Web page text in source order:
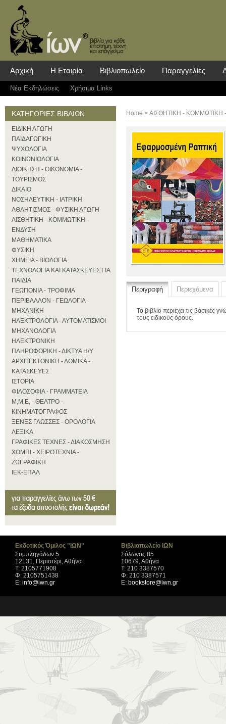
Αρχική Η Εταιρία Βιβλιοπωλείο Παραγγελίες
Νέα Eκδηλώσεις Χρήσιμα Links
ΚΑΤΗΓΟΡΙΕΣ ΒΙΒΛΙΩΝ
ΕΙΔΙΚΗ ΑΓΩΓΗ
ΠΑΙΔΑΓΩΓΙΚΗ
ΨΥΧΟΛΟΓΙΑ
ΚΟΙΝΩΝΙΟΛΟΓΙΑ
ΔΙΟΙΚΗΣΗ - ΟΙΚΟΝΟΜΙΑ -
ΤΟΥΡΙΣΜΟΣ
ΔΙΚΑΙΟ
ΝΟΣΗΛΕΥΤΙΚΗ - ΙΑΤΡΙΚΗ
ΑΘΛΗΤΙΣΜΟΣ - ΦΥΣΙΚΗ ΑΓΩΓΗ
ΑΙΣΘΗΤΙΚΗ - ΚΟΜΜΩΤΙΚΗ -
ΕΝΔΥΣΗ
ΜΑΘΗΜΑΤΙΚΑ
ΦΥΣΙΚΗ
ΧΗΜΕΙΑ - ΒΙΟΛΟΓΙΑ
ΤΕΧΝΟΛΟΓΙΑ ΚΑΙ ΚΑΤΑΣΚΕΥΕΣ ΓΙΑ
ΠΑΙΔΙΑ
ΓΕΩΠΟΝΙΑ - ΤΡΟΦΙΜΑ
ΠΕΡΙΒΑΛΛΟΝ - ΓΕΩΛΟΓΙΑ
ΜΗΧΑΝΙΚΗ
ΗΛΕΚΤΡΟΛΟΓΙΑ - ΑΥΤΟΜΑΤΙΣΜΟΙ
ΜΗΧΑΝΟΛΟΓΙΑ
ΗΛΕΚΤΡΟΝΙΚΗ
ΠΛΗΡΟΦΟΡΙΚΗ - ΔΙΚΤΥΑ Η/Υ
ΑΡΧΙΤΕΚΤΟΝΙΚΗ - ΔΟΜΙΚΑ -
ΚΑΤΑΣΚΕΥΕΣ
ΙΣΤΟΡΙΑ
ΦΙΛΟΣΟΦΙΑ - ΓΡΑΜΜΑΤΕΙΑ
Μ,Μ,Ε, - ΘΕΑΤΡΟ -
ΚΙΝΗΜΑΤΟΓΡΑΦΟΣ
ΞΕΝΕΣ ΓΛΩΣΣΕΣ - ΟΡΟΛΟΓΙΑ
ΛΕΞΙΚΑ
ΓΡΑΦΙΚΕΣ ΤΕΧΝΕΣ - ΔΙΑΚΟΣΜΗΣΗ
ΧΟΜΠΙ - ΧΕΙΡΟΤΕΧΝΙΑ -
ΖΩΓΡΑΦΙΚΗ
ΙΕΚ-ΕΠΑΛ
Home > ΑΙΣΘΗΤΙΚΗ - ΚΟΜΜΩΤΙΚΗ
Περιγραφή Περιεχόμενα
Το βιβλίο περιέχει τις βασικές
τους ειδικούς όρους.
Εκδοτικός Όμιλος "ΙΩΝ"
Συμπληγάδων 5
12131, Περιστέρι, Αθήνα
Τ: 2105771908
Φ: 2105751438
Ε: info@iwn.gr
Βιβλιοπωλείο ΙΩΝ
Σόλωνος 85
10679, Αθήνα
Τ: 210 3387570
Φ: 210 3387571
Ε: bookstore@iwn.gr